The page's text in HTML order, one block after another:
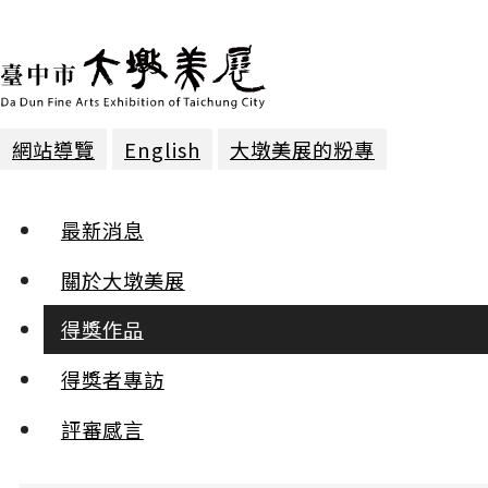
網站導覽 English 大墩美展的粉專
最新消息
關於大墩美展
得獎作品
得獎者專訪
評審感言
雕塑 | 入選
動與靜之間 邱邦奇